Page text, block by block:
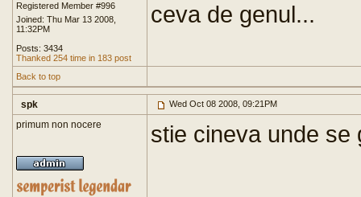
Registered Member #996
Joined: Thu Mar 13 2008,
11:32PM
Posts: 3434
Thanked 254 time in 183 post
ceva de genul...
Back to top
spk Wed Oct 08 2008, 09:21PM
primum non nocere stie cineva unde se